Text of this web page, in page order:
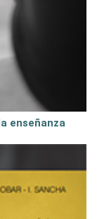
enseñanza